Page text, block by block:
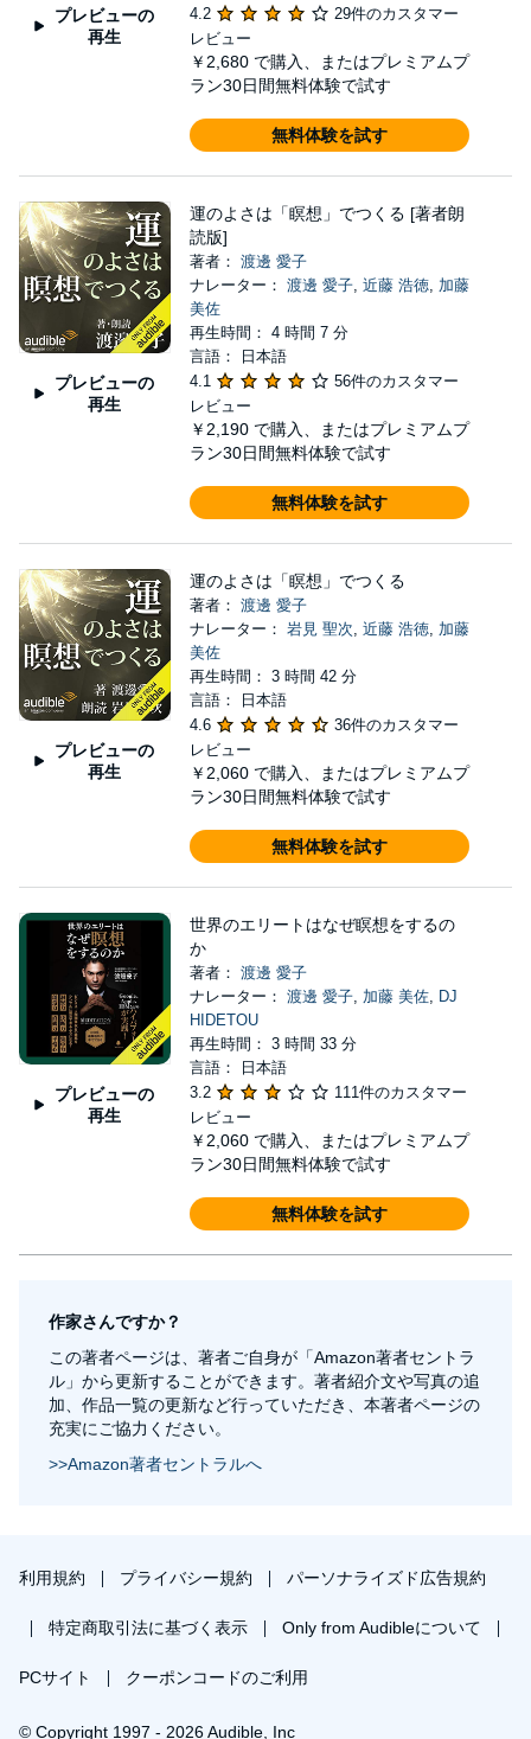
ケティングを導入するプロデューサーとして同社に
転職。ウェブ制作のチームが急ピッチで増え、入社
1年後には課長、2年後には部長代行となる。3年後
には社内のあらゆる業務設計からシステム構築まで
を手がける20名規模のビジネスプロセス部に成長
し、ディレクターに就任。7年間で50～60のシステ
ムをリリースし、最後は海外26拠点で利用する
CRM（顧客管理）システムの導入プロジェクトで世
界中をまわる。アメリカ西海岸への出張中にサンデ
ィエゴにあるチョプラセンターを訪れたことから瞑
想に出合い、その後世界的なスピリチュアルメンタ
ーであるディーパック・チョプラ氏との交流が始ま
る。 「真の健康を伝えたい」というインスピレー
ションから2006年に起業。各種セラピーを提供する
サロンを運営しながら、チョプラ氏の日本窓口をつ
とめ、３度の来日セミナーの主催、書籍翻訳や監
修、映画字幕翻訳や監修を行う。 また、日本初の
チョプラセンター認定瞑想ティーチャーとして2006
年より「原初音瞑想講座」を提供。定員６名～８名
の少人数クラスながら全国から受講者が訪れ、2015
年に開講した「原初音瞑想講座オンライン(DVD)
版」も含めて総受講者数は4000人を超える。 著書
に『マンガで実践！富と成功をもたらす7つの法
則』『マンガで実践！世界のハイパフォーマーがや
っている「最強の瞑想法」』（大和出版）『運のよ
さは瞑想でつくる』（PHP研究所）『世界のエリー
トはなぜ瞑想をするのか』（フォレスト出版）が、
また、チョプラ氏の著作の翻訳ならびに監訳に『富
と成功をもたらす7つの法則』（角川文庫）『チョ
プラ博士のリーダーシップ7つの法則』（大和出
版）『宇宙のパワーと自由にアクセスする方法』
（理論編/実践編）『あなたの年齢は「意識」で決
まる』『あなたの運命は「意識」で変わる』『あな
たは「意識」で癒される』『宇宙はすべてあなたに
味方する』『宇宙のパワーであなたの心と体はよみ
がえる』（以上フォレスト出版）等がある。 株式
会社 ボディ・マインド・スピリット
強の人生がやってくる願望実現3.0 (ISBN978-4-
8047-6342-2)』が刊行された当時【2020年1月】に掲
載されていたものです)
プレビューの
再生
4.2
29件のカスタマー
レビュー
￥2,680 で購入、またはプレミアムプ
ラン30日間無料体験で試す
無料体験を試す
プレビューの
再生
運のよさは「瞑想」でつくる [著者朗
読版]
著者： 渡邊 愛子
ナレーター： 渡邊 愛子, 近藤 浩徳, 加藤
美佐
再生時間： 4 時間 7 分
言語： 日本語
4.1
56件のカスタマー
レビュー
￥2,190 で購入、またはプレミアムプ
ラン30日間無料体験で試す
無料体験を試す
プレビューの
再生
運のよさは「瞑想」でつくる
著者： 渡邊 愛子
ナレーター： 岩見 聖次, 近藤 浩徳, 加藤
美佐
再生時間： 3 時間 42 分
言語： 日本語
4.6
36件のカスタマー
レビュー
￥2,060 で購入、またはプレミアムプ
ラン30日間無料体験で試す
無料体験を試す
プレビューの
再生
世界のエリートはなぜ瞑想をするの
か
著者： 渡邊 愛子
ナレーター： 渡邊 愛子, 加藤 美佐, DJ
HIDETOU
再生時間： 3 時間 33 分
言語： 日本語
3.2
111件のカスタマー
レビュー
￥2,060 で購入、またはプレミアムプ
ラン30日間無料体験で試す
無料体験を試す
作家さんですか？
この著者ページは、著者ご自身が「Amazon著者セントラ
ル」から更新することができます。著者紹介文や写真の追
加、作品一覧の更新など行っていただき、本著者ページの
充実にご協力ください。
>>Amazon著者セントラルへ
利用規約 プライバシー規約 パーソナライズド広告規約
特定商取引法に基づく表示 Only from Audibleについて
PCサイト クーポンコードのご利用
© Copyright 1997 - 2026 Audible, Inc